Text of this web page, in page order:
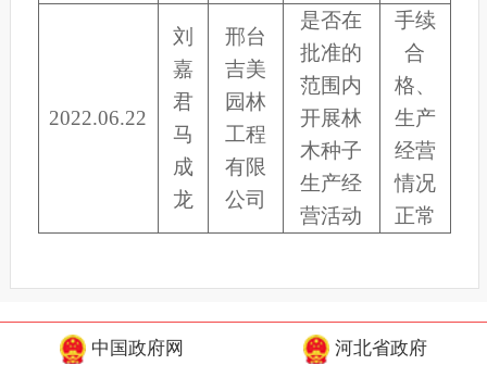
2022.06.22
刘
嘉
君
马
成
龙
邢台
吉美
园林
工程
有限
公司
是否在
批准的
范围内
开展林
木种子
生产经
营活动
手续
合
格、
生产
经营
情况
正常
中国政府网 河北省政府